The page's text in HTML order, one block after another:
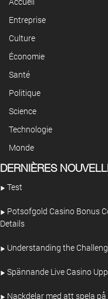
Entreprise
Culture
Économie
Santé
Politique
Science
Technologie
Monde
DERNIÈRES
Test
Potsofgold Casino Bonus
Details
Understanding the
Spännande Live Casino
Nackdelar med att spela